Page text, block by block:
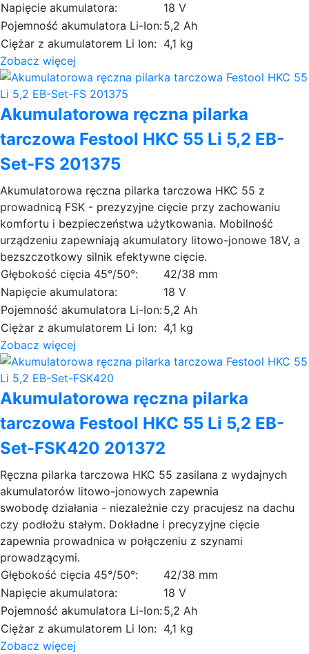
Napięcie akumulatora:
18 V
Pojemność akumulatora Li-Ion:5,2 Ah
Ciężar z akumulatorem Li Ion: 4,1 kg
Zobacz więcej
Akumulatorowa ręczna pilarka
tarczowa Festool HKC 55 Li 5,2 EB-
Set-FS 201375
Akumulatorowa ręczna pilarka tarczowa HKC 55 z
prowadnicą FSK - prezyzyjne cięcie przy zachowaniu
komfortu i bezpieczeństwa użytkowania. Mobilność
urządzeniu zapewniają akumulatory litowo-jonowe 18V, a
bezszczotkowy silnik efektywne cięcie.
Głębokość cięcia 45°/50°:
42/38 mm
Napięcie akumulatora:
18 V
Pojemność akumulatora Li-Ion:5,2 Ah
Ciężar z akumulatorem Li Ion: 4,1 kg
Zobacz więcej
Akumulatorowa ręczna pilarka
tarczowa Festool HKC 55 Li 5,2 EB-
Set-FSK420 201372
Ręczna pilarka tarczowa HKC 55 zasilana z wydajnych
akumulatorów litowo-jonowych zapewnia
swobodę działania - niezależnie czy pracujesz na dachu
czy podłożu stałym. Dokładne i precyzyjne cięcie
zapewnia prowadnica w połączeniu z szynami
prowadzącymi.
Głębokość cięcia 45°/50°:
42/38 mm
Napięcie akumulatora:
18 V
Pojemność akumulatora Li-Ion:5,2 Ah
Ciężar z akumulatorem Li Ion: 4,1 kg
Zobacz więcej